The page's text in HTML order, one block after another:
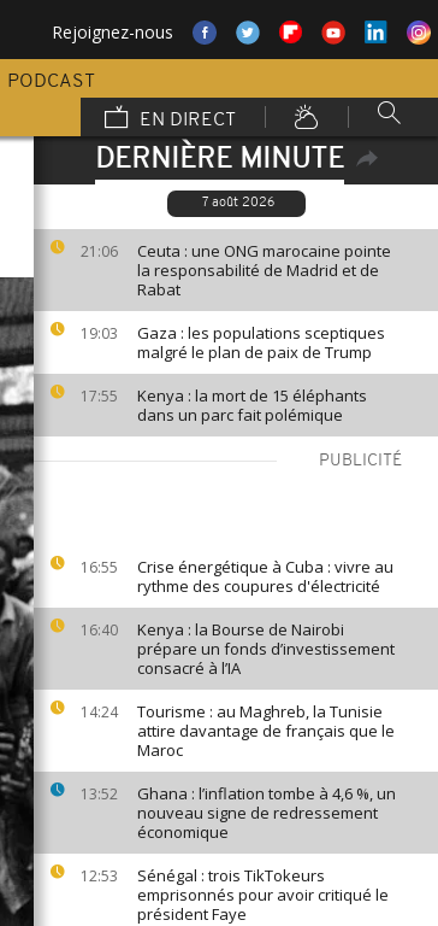
Rejoignez-nous
PODCAST
EN DIRECT
DERNIÈRE MINUTE
7 août 2026
21:06
Ceuta : une ONG marocaine pointe
la responsabilité de Madrid et de
Rabat
19:03
Gaza : les populations sceptiques
malgré le plan de paix de Trump
17:55
Kenya : la mort de 15 éléphants
dans un parc fait polémique
PUBLICITÉ
16:55
Crise énergétique à Cuba : vivre au
rythme des coupures d'électricité
16:40
Kenya : la Bourse de Nairobi
prépare un fonds d’investissement
consacré à l’IA
14:24
Tourisme : au Maghreb, la Tunisie
attire davantage de français que le
Maroc
13:52
Ghana : l’inflation tombe à 4,6 %, un
nouveau signe de redressement
économique
12:53
Sénégal : trois TikTokeurs
emprisonnés pour avoir critiqué le
président Faye